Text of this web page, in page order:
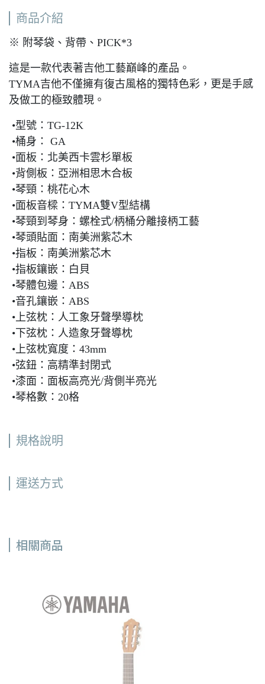
商品介紹
※ 附琴袋、背帶、PICK*3
這是一款代表著吉他工藝巔峰的產品。
TYMA吉他不僅擁有復古風格的獨特色彩，更是手感
及做工的極致體現。
•型號：TG-12K
•桶身： GA
•面板：北美西卡雲杉單板
•背側板：亞洲相思木合板
•琴頸：桃花心木
•面板音樑：TYMA雙V型結構
•琴頸到琴身：螺栓式/柄桶分離接柄工藝
•琴頭貼面：南美洲紫芯木
•指板：南美洲紫芯木
•指板鑲嵌：白貝
•琴體包邊：ABS
•音孔鑲嵌：ABS
•上弦枕：人工象牙聲學導枕
•下弦枕：人造象牙聲導枕
•上弦枕寬度：43mm
•弦鈕：高精準封閉式
•漆面：面板高亮光/背側半亮光
•琴格數：20格
規格說明
運送方式
相關商品